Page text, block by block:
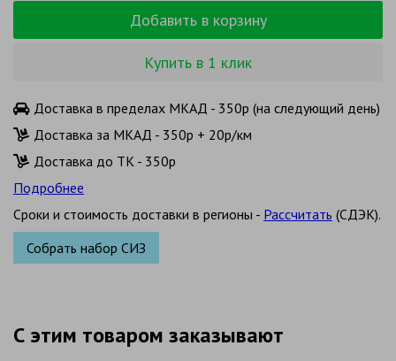
Добавить в корзину
Купить в 1 клик
Доставка в пределах МКАД - 350р (на следующий день)
Доставка за МКАД - 350р + 20р/км
Доставка до ТК - 350р
Подробнее
Сроки и стоимость доставки в регионы - Рассчитать (СДЭК).
Собрать набор СИЗ
С этим товаром заказывают